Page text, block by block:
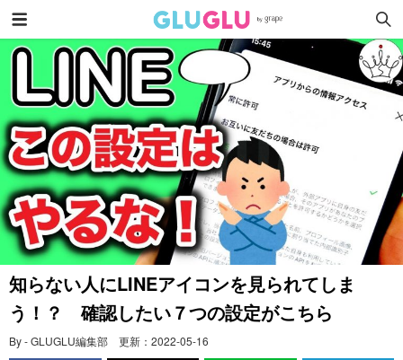
知らない人にLINEアイコンを見られてしま
う！？ 確認したい７つの設定がこちら
By - GLUGLU編集部 更新： 2022-05-16